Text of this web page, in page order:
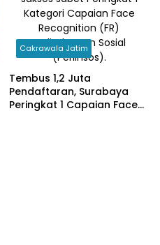
Cakrawala Jatim
Tembus 1,2 Juta
Pendaftaran, Surabaya
Peringkat 1 Capaian Face